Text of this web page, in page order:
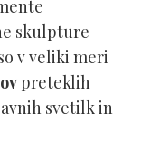
skulpture
v veliki meri
preteklih
svetilk in